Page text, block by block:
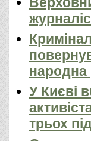
народна
У Києві
трьох